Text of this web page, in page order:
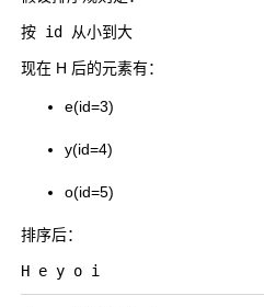
现在 H 后的元素有：
e(id=3)
y(id=4)
o(id=5)
排序后：